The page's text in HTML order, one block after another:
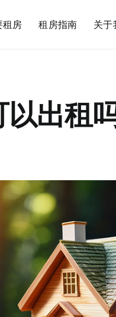
租房 租房指南 关于
出租